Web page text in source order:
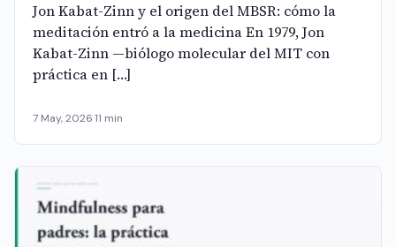
Jon Kabat-Zinn y el origen del MBSR: cómo la
meditación entró a la medicina En 1979, Jon
Kabat-Zinn —biólogo molecular del MIT con
práctica en […]
7 May, 202611 min